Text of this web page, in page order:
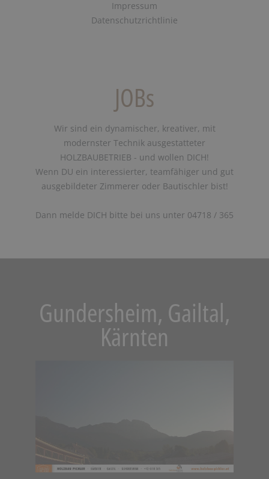
Impressum
Datenschutzrichtlinie
JOBs
Wir sind ein dynamischer, kreativer, mit
modernster Technik ausgestatteter
HOLZBAUBETRIEB - und wollen DICH!
Wenn DU ein interessierter, teamfähiger und gut
ausgebildeter Zimmerer oder Bautischler bist!
Dann melde DICH bitte bei uns unter 04718 / 365
Gundersheim, Gailtal,
Kärnten